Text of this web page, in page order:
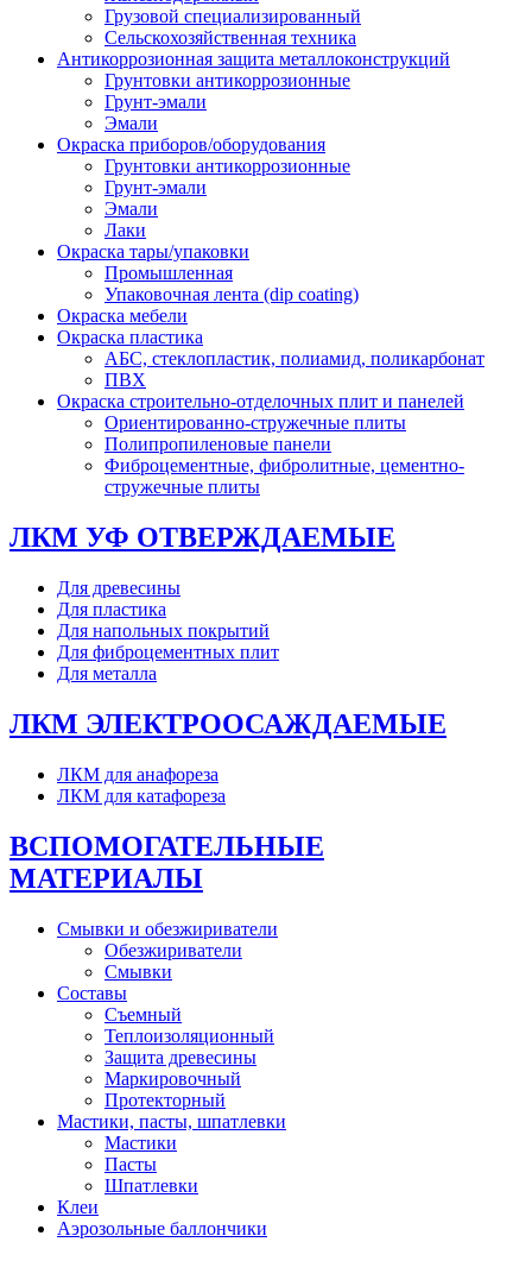
Грузовой специализированный
Сельскохозяйственная техника
Антикоррозионная защита металлоконструкций
Грунтовки антикоррозионные
Грунт-эмали
Эмали
Окраска приборов/оборудования
Грунтовки антикоррозионные
Грунт-эмали
Эмали
Лаки
Окраска тары/упаковки
Промышленная
Упаковочная лента (dip coating)
Окраска мебели
Окраска пластика
АБС, стеклопластик, полиамид, поликарбонат
ПВХ
Окраска строительно-отделочных плит и панелей
Ориентированно-стружечные плиты
Полипропиленовые панели
Фиброцементные, фибролитные, цементно-
стружечные плиты
ЛКМ УФ ОТВЕРЖДАЕМЫЕ
Для древесины
Для пластика
Для напольных покрытий
Для фиброцементных плит
Для металла
ЛКМ ЭЛЕКТРООСАЖДАЕМЫЕ
ЛКМ для анафореза
ЛКМ для катафореза
ВСПОМОГАТЕЛЬНЫЕ
МАТЕРИАЛЫ
Смывки и обезжириватели
Обезжириватели
Смывки
Составы
Съемный
Теплоизоляционный
Защита древесины
Маркировочный
Протекторный
Мастики, пасты, шпатлевки
Мастики
Пасты
Шпатлевки
Клеи
Аэрозольные баллончики